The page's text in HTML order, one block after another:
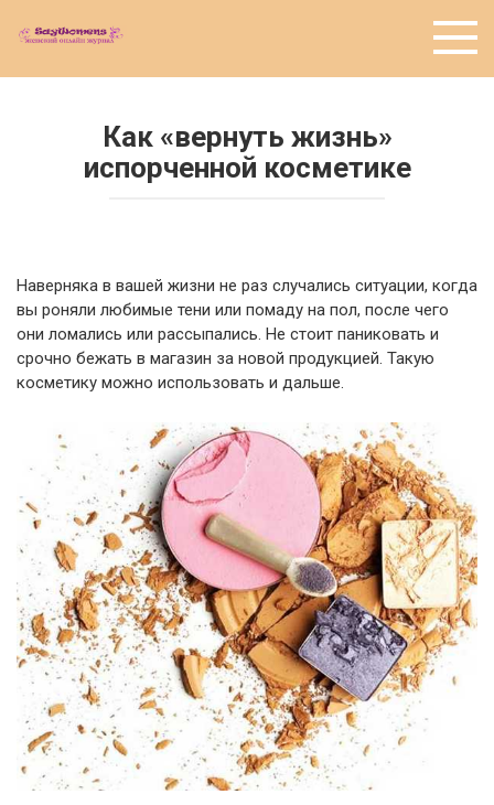
Как «вернуть жизнь»
испорченной косметике
Наверняка в вашей жизни не раз случались ситуации, когда
вы роняли любимые тени или помаду на пол, после чего
они ломались или рассыпались. Не стоит паниковать и
срочно бежать в магазин за новой продукцией. Такую
косметику можно использовать и дальше.